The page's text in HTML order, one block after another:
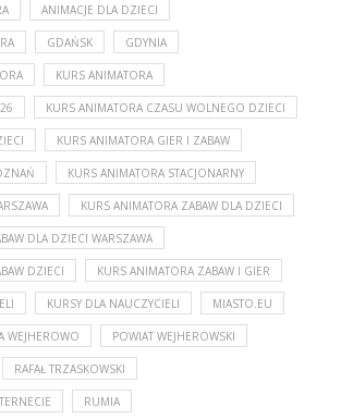
ANIMACJE DLA DZIECI
GDAŃSK GDYNIA
KURS ANIMATORA
KURS ANIMATORA CZASU WOLNEGO DZIECI
KURS ANIMATORA GIER I ZABAW
KURS ANIMATORA STACJONARNY
KURS ANIMATORA ZABAW DLA DZIECI
DLA DZIECI WARSZAWA
DZIECI KURS ANIMATORA ZABAW I GIER
KURSY DLA NAUCZYCIELI MIASTO.EU
WEJHEROWO POWIAT WEJHEROWSKI
RAFAŁ TRZASKOWSKI
RUMIA